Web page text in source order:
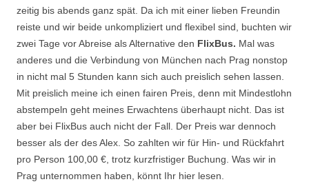
zeitig bis abends ganz spät. Da ich mit einer lieben Freundin
reiste und wir beide unkompliziert und flexibel sind, buchten wir
zwei Tage vor Abreise als Alternative den FlixBus. Mal was
anderes und die Verbindung von München nach Prag nonstop
in nicht mal 5 Stunden kann sich auch preislich sehen lassen.
Mit preislich meine ich einen fairen Preis, denn mit Mindestlohn
abstempeln geht meines Erwachtens überhaupt nicht. Das ist
aber bei FlixBus auch nicht der Fall. Der Preis war dennoch
besser als der des Alex. So zahlten wir für Hin- und Rückfahrt
pro Person 100,00 €, trotz kurzfristiger Buchung. Was wir in
Prag unternommen haben, könnt Ihr hier lesen.